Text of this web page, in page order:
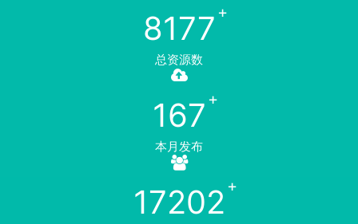
8177
总资源数
167
本月发布
17202